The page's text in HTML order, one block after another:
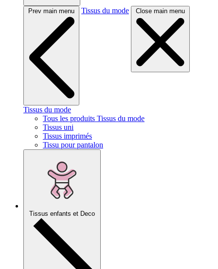
Prev main menu Tissus du mode Close main menu
Tissus du mode
Tous les produits Tissus du mode
Tissus uni
Tissus imprimés
Tissu pour pantalon
Tissus enfants et Deco